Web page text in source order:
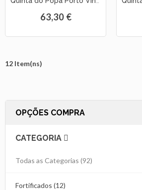
63,30 €
12 Item(ns)
OPÇÕES COMPRA
CATEGORIA
Todas as Categorias (92)
Fortificados (12)